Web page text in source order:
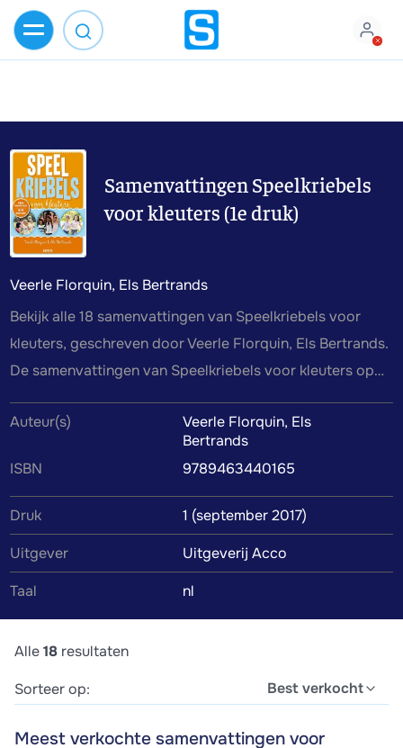
Samenvattingen Speelkriebels
voor kleuters (1e druk)
Veerle Florquin, Els Bertrands
Bekijk alle 18 samenvattingen van Speelkriebels voor
kleuters, geschreven door Veerle Florquin, Els Bertrands.
De samenvattingen van Speelkriebels voor kleuters op
waardoor je de inhoud van het studieboek makkelijker en
sneller begrijpt. Door de samenvatting te vinden die
perfect bij jouw leerstijl past, wordt studeren een stuk
eenvoudiger.
Auteur(s)
Veerle Florquin, Els
Bertrands
ISBN
9789463440165
Druk
1 (september 2017)
Uitgever
Uitgeverij Acco
Taal
nl
Alle18 resultaten
Sorteer op:
Best verkocht
Meest verkochte samenvattingen voor